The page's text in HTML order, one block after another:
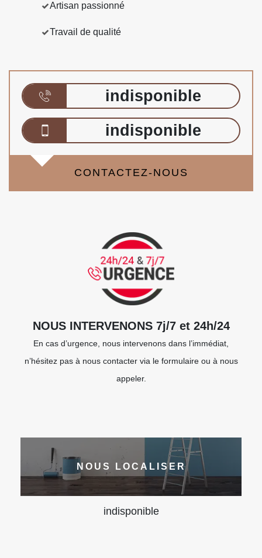
Artisan passionné
Travail de qualité
indisponible
indisponible
CONTACTEZ-NOUS
NOUS INTERVENONS 7j/7 et 24h/24
En cas d’urgence, nous intervenons dans l’immédiat,
n’hésitez pas à nous contacter via le formulaire ou à nous
appeler.
NOUS LOCALISER
indisponible